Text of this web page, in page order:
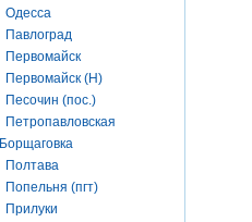
Одесса
Павлоград
Первомайск
Первомайск (Н)
Песочин (пос.)
Петропавловская
Борщаговка
Полтава
Попельня (пгт)
Прилуки